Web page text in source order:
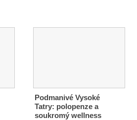
Podmanivé Vysoké
Tatry: polopenze a
soukromý wellness